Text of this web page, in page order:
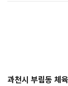
과천시 부림동 체